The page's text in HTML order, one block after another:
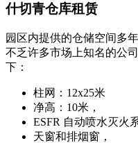
什切青仓库租赁
园区内提供的仓储空间多
不乏许多市场上知名的公
下：
柱网：12x25米
净高：10米，
ESFR 自动喷水灭火
天窗和排烟窗，